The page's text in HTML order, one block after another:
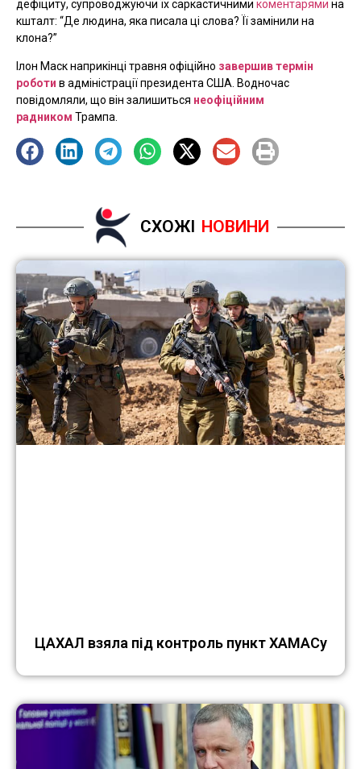
дефіциту, супроводжуючи їх саркастичними коментарями на
кшталт: “Де людина, яка писала ці слова? Її замінили на
клона?”
Ілон Маск наприкінці травня офіційно завершив термін
роботи в адміністрації президента США. Водночас
повідомляли, що він залишиться неофіційним
радником Трампа.
СХОЖІ НОВИНИ
ЦАХАЛ взяла під контроль пункт ХАМАСу